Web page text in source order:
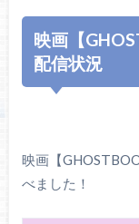
映画【
配信状況
映画【
べました！